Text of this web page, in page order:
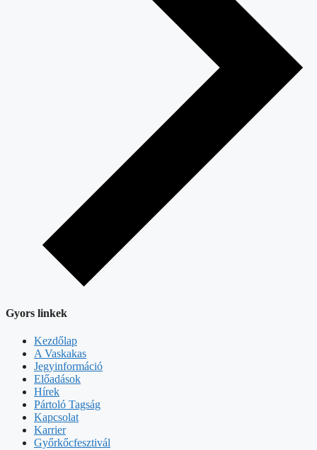
Gyors linkek
Kezdőlap
A Vaskakas
Jegyinformáció
Előadások
Hírek
Pártoló Tagság
Kapcsolat
Karrier
Győrkőcfesztivál